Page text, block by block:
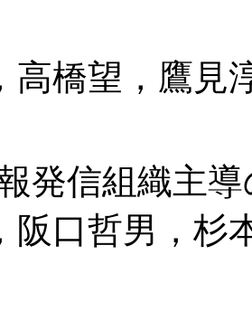
高橋望，鷹見
報発信組織主
阪口哲男，杉